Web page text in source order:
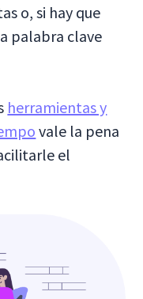
o, si hay que
palabra clave
herramientas y
vale la pena
el